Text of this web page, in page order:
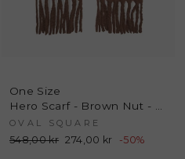
One Size
OVAL SQUARE
Normalpris
548,00 kr Udsalgspris
274,00 kr -50%